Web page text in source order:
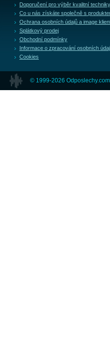
Doporučení pro výběr kvalitní
Co u nás získáte společně s
Ochrana osobních údajů a image
Splátkový prodej
Obchodní podmínky
Informace o zpracování osobních
Cookies
© 1999-2026 Odposlechy.com,